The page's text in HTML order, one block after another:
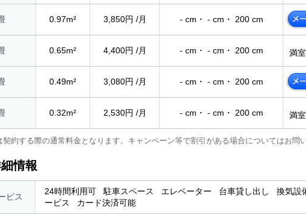
0.97m² 3,850円 /月 - cm・ - cm・ 200 cm
0.65m² 4,400円 /月 - cm・ - cm・ 200 cm 満
0.49m² 3,080円 /月 - cm・ - cm・ 200 cm
0.32m² 2,530円 /月 - cm・ - cm・ 200 cm 満
約する際の通常料金となります。キャンペーン等で割引がある場合についてはお問
情報
ビス
24時間利用可 駐車スペース エレベーター 台車貸し出し 換気
ービス カード決済可能